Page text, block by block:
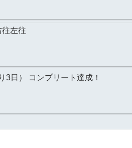
左往
3日） コンプリート達成！